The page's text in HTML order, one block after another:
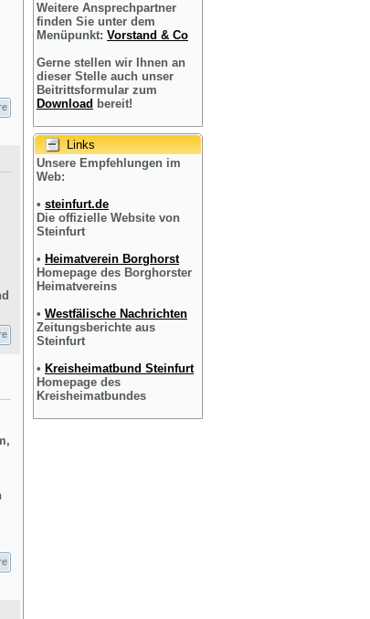
Weitere Ansprechpartner
finden Sie unter dem
Menüpunkt: Vorstand & Co
Gerne stellen wir Ihnen an
dieser Stelle auch unser
Beitrittsformular zum
Download bereit!
Links
Unsere Empfehlungen im
Web:
• steinfurt.de
Die offizielle Website von
Steinfurt
• Heimatverein Borghorst
Homepage des Borghorster
Heimatvereins
• Westfälische Nachrichten
Zeitungsberichte aus
Steinfurt
• Kreisheimatbund Steinfurt
Homepage des
Kreisheimatbundes